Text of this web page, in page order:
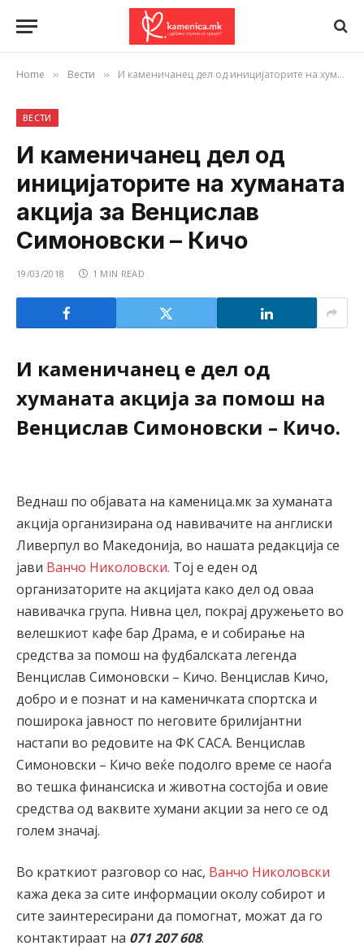
Home » Вести » И каменичанец дел од иницијаторите на хуманата акција за Венцислав Симоновски – Кичо
ВЕСТИ
И каменичанец дел од
иницијаторите на хуманата
акција за Венцислав
Симоновски – Кичо
19/03/2018 1 MIN READ
И каменичанец е дел од
хуманата акција за помош на
Венцислав Симоновски – Кичо.
Веднаш по објавата на каменица.мк за хуманата
акција организирана од навивачите на англиски
Ливерпул во Македонија, во нашата редакција се
јави Ванчо Николовски. Toj e eден од
организаторите на акцијата како дел од оваа
навивачка група. Нивна цел, покрај дружењето во
велешкиот кафе бар Драма, е и собирање на
средства за помош на фудбалската легенда
Венцислав Симоновски – Кичо. Венцислав Кичо,
добро и е познат и на каменичката спортска и
поширока јавност по неговите брилијантни
настапи во редовите на ФК САСА. Венцислав
Симоновски – Кичо веќе подолго време се наоѓа
во тешка финансиска и животна состојба и овие
средства од ваквите хумани акции за него се од
голем значај.
Во краткиот разговор со нас, Ванчо Николовски
кажа дека за сите информации околу собирот и
сите заинтересирани да помогнат, можат да го
контактираат на 071 207 608.